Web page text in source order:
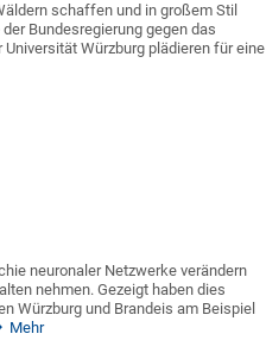
schaffen und in großem Stil
Bundesregierung gegen das
Universität Würzburg plädieren für eine
neuronaler Netzwerke verändern
nehmen. Gezeigt haben dies
Würzburg und Brandeis am Beispiel
Mehr